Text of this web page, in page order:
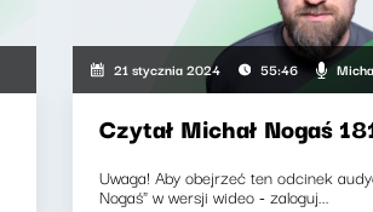
21 stycznia 2024 55:46
Czytał Michał Nogaś
Uwaga! Aby obejrzeć ten odcinek
Nogaś" w wersji wideo - zaloguj...